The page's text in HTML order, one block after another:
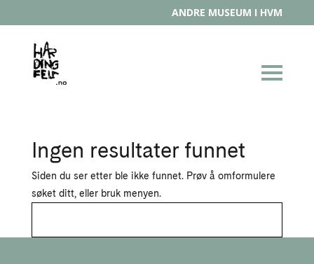
ANDRE MUSEUM I HVM
Ingen resultater funnet
Siden du ser etter ble ikke funnet. Prøv å omformulere
søket ditt, eller bruk menyen.